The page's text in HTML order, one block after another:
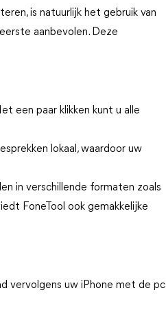
is natuurlijk het gebruik van
aanbevolen. Deze
een paar klikken kunt u alle
lokaal, waardoor uw
in verschillende formaten zoals
FoneTool ook gemakkelijke
vervolgens uw iPhone met de pc